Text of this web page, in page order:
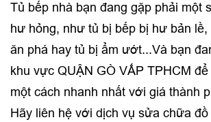
Tủ bếp nhà bạn đang gặp phải một
hư hỏng, như tủ bị bếp bị hư bản lề,
ăn phá hay tủ bị ẩm ướt...Và bạn
khu vực QUẬN GÒ VẤP TPHCM
một cách nhanh nhất với giá thành
Hãy liên hệ với dịch vụ sửa chữa đồ